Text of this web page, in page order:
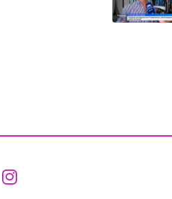
Aceder ao Facebook
Aceder ao